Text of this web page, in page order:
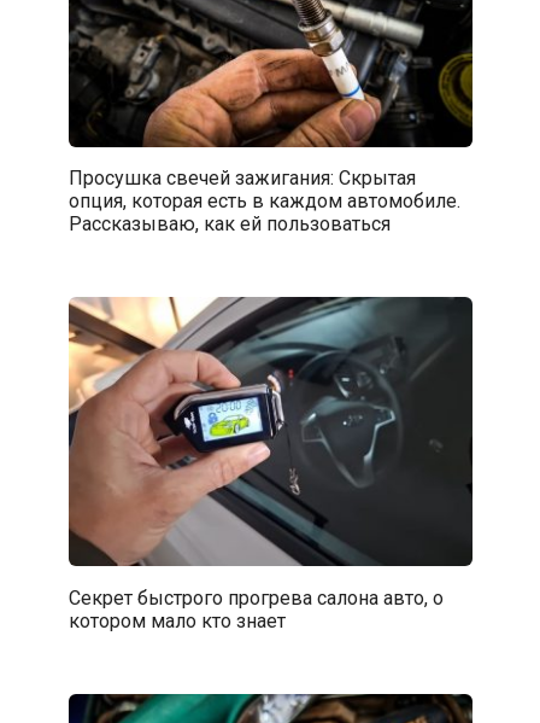
Просушка свечей зажигания: Скрытая
опция, которая есть в каждом автомобиле.
Рассказываю, как ей пользоваться
Секрет быстрого прогрева салона авто, о
котором мало кто знает